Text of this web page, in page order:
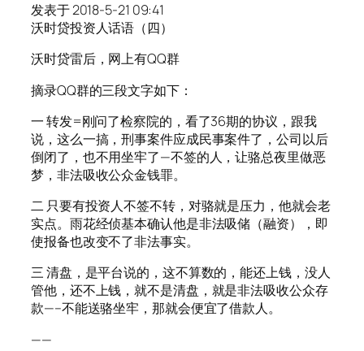
发表于 2018-5-21 09:41
沃时贷投资人话语（四）
沃时贷雷后，网上有QQ群
摘录QQ群的三段文字如下：
一 转发=刚问了检察院的，看了36期的协议，跟我
说，这么一搞，刑事案件应成民事案件了，公司以后
倒闭了，也不用坐牢了—不签的人，让骆总夜里做恶
梦，非法吸收公众金钱罪。
二 只要有投资人不签不转，对骆就是压力，他就会老
实点。雨花经侦基本确认他是非法吸储（融资），即
使报备也改变不了非法事实。
三 清盘，是平台说的，这不算数的，能还上钱，没人
管他，还不上钱，就不是清盘，就是非法吸收公众存
款—–不能送骆坐牢，那就会便宜了借款人。
——